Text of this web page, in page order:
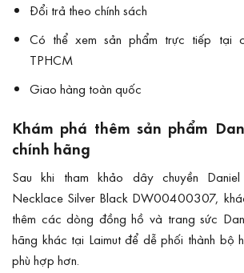
Đổi trả theo chính sách
Có thể xem sản phẩm trực tiếp tại
TPHCM
Giao hàng toàn quốc
Khám phá thêm sản phẩm
chính hãng
Sau khi tham khảo dây chuyền Daniel
Necklace Silver Black DW00400307,
thêm các dòng đồng hồ và trang sức
hãng khác tại Laimut để dễ phối thành bộ
phù hợp hơn.